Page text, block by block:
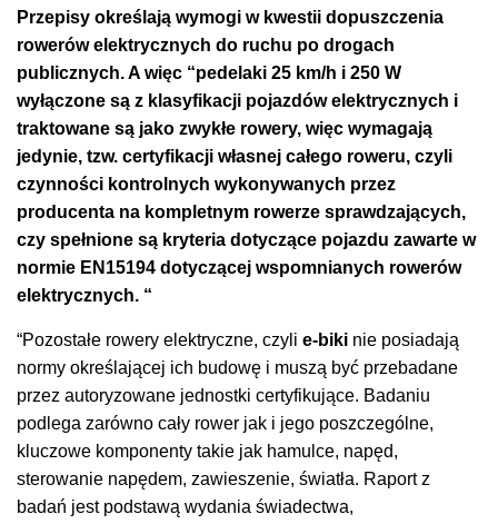
Przepisy określają wymogi w kwestii dopuszczenia
rowerów elektrycznych do ruchu po drogach
publicznych. A więc “pedelaki 25 km/h i 250 W
wyłączone są z klasyfikacji pojazdów elektrycznych i
traktowane są jako zwykłe rowery, więc wymagają
jedynie, tzw. certyfikacji własnej całego roweru, czyli
czynności kontrolnych wykonywanych przez
producenta na kompletnym rowerze sprawdzających,
czy spełnione są kryteria dotyczące pojazdu zawarte w
normie EN15194 dotyczącej wspomnianych rowerów
elektrycznych. “
“Pozostałe rowery elektryczne, czyli e-biki nie posiadają
normy określającej ich budowę i muszą być przebadane
przez autoryzowane jednostki certyfikujące. Badaniu
podlega zarówno cały rower jak i jego poszczególne,
kluczowe komponenty takie jak hamulce, napęd,
sterowanie napędem, zawieszenie, światła. Raport z
badań jest podstawą wydania świadectwa,